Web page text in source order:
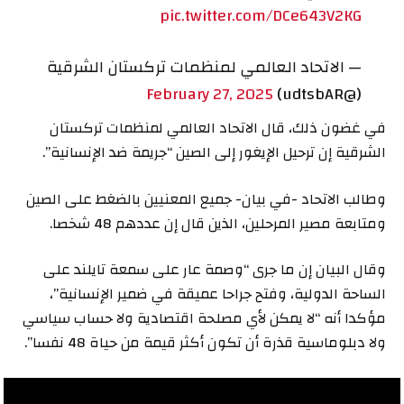
pic.twitter.com/DCe643V2KG
— الاتحاد العالمي لمنظمات تركستان الشرقية
(@udtsbAR)
February 27, 2025
في غضون ذلك، قال الاتحاد العالمي لمنظمات تركستان
الشرقية إن ترحيل الإيغور إلى الصين “جريمة ضد الإنسانية”.
وطالب الاتحاد -في بيان- جميع المعنيين بالضغط على الصين
ومتابعة مصير المرحلين، الذين قال إن عددهم 48 شخصا.
وقال البيان إن ما جرى “وصمة عار على سمعة تايلند على
الساحة الدولية، وفتح جراحا عميقة في ضمير الإنسانية”،
مؤكدا أنه “لا يمكن لأي مصلحة اقتصادية ولا حساب سياسي
ولا دبلوماسية قذرة أن تكون أكثر قيمة من حياة 48 نفسا”.